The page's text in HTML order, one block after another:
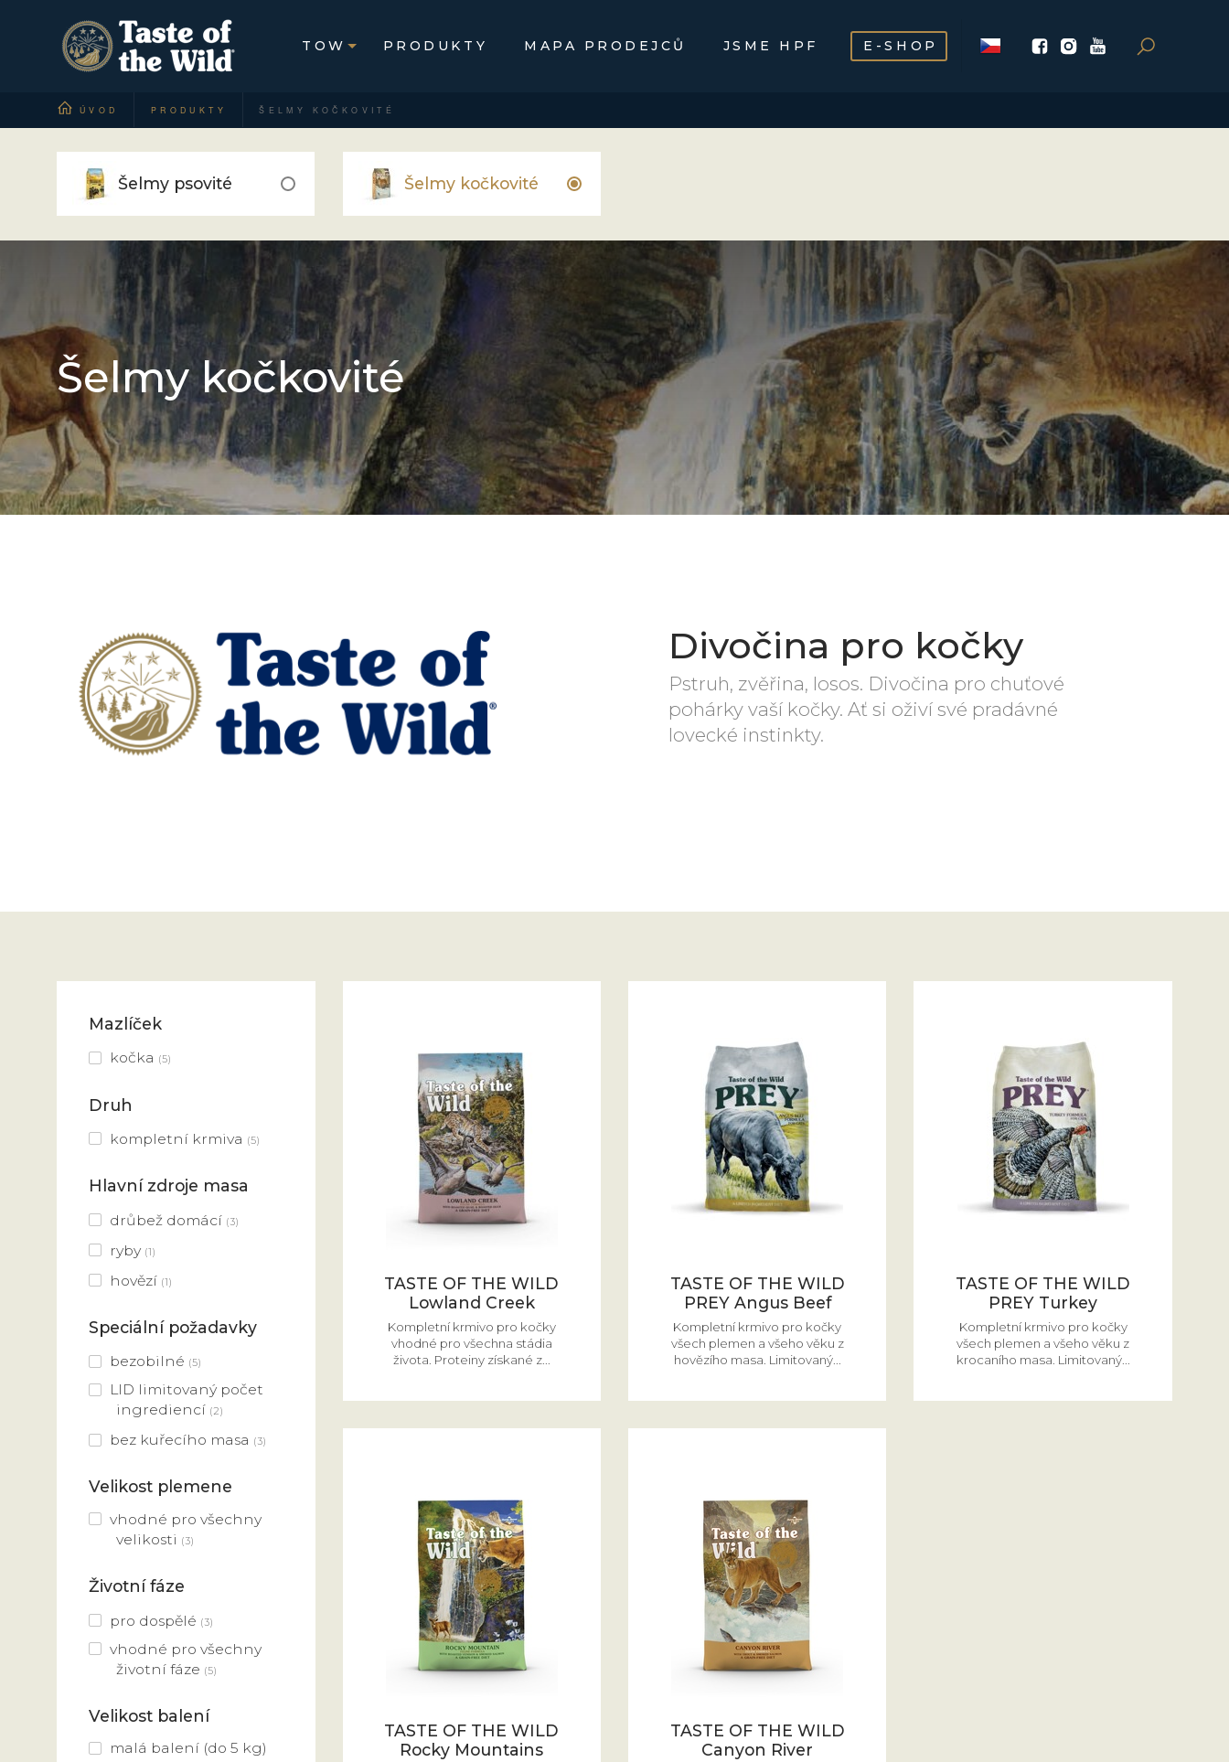
TOW PRODUKTY MAPA PRODEJCŮ JSME HPF E-SHOP
ÚVOD PRODUKTY ŠELMY KOČKOVITÉ
Šelmy psovité Šelmy kočkovité
Šelmy kočkovité
Divočina pro kočky
Pstruh, zvěřina, losos. Divočina pro chuťové
pohárky vaší kočky. Ať si oživí své pradávné
lovecké instinkty.
Mazlíček
kočka (5)
Druh
kompletní krmiva (5)
Hlavní zdroje masa
drůbež domácí (3)
ryby (1)
hovězí (1)
Speciální požadavky
bezobilné (5)
LID limitovaný počet
ingrediencí (2)
bez kuřecího masa (3)
Velikost plemene
vhodné pro všechny
velikosti (3)
Životní fáze
pro dospělé (3)
vhodné pro všechny
životní fáze (5)
Velikost balení
malá balení (do 5 kg)
TASTE OF THE WILD
Lowland Creek
Kompletní krmivo pro kočky
vhodné pro všechna stádia
života. Proteiny získané z...
TASTE OF THE WILD
PREY Angus Beef
Kompletní krmivo pro kočky
všech plemen a všeho věku z
hovězího masa. Limitovaný...
TASTE OF THE WILD
PREY Turkey
Kompletní krmivo pro kočky
všech plemen a všeho věku z
krocaního masa. Limitovaný...
TASTE OF THE WILD
Rocky Mountains
TASTE OF THE WILD
Canyon River